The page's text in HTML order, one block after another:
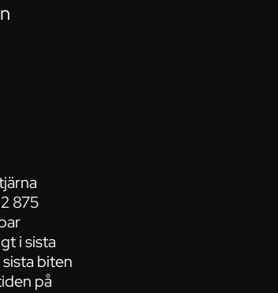
875
i sista
biten
på